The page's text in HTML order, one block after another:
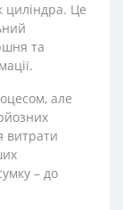
циліндра. Це
та
але
витрати
– до